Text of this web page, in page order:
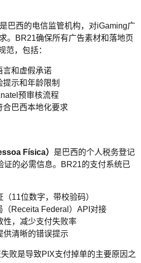
是巴西的电信监管机构，对iGaming广
。BR21确保所有广告素材和落地页
范，包括：
言和虚假承诺
示和年龄限制
预审核流程
巴西本地化要求
Física） 是巴西的个人税务登记
证的必需信息。BR21的支付系统已
11位数字，带校验码）
（Receita Federal）API对接
性，减少支付失败率
供清晰的错误提示
败是导致PIX支付掉单的主要原因之